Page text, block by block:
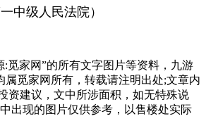
中级人民法院）
:觅家网”的所有文字图片等资料，九游
属觅家网所有，转载请注明出处;文章内
资建议，文中所涉面积，如无特殊说
出现的图片仅供参考，以售楼处实际